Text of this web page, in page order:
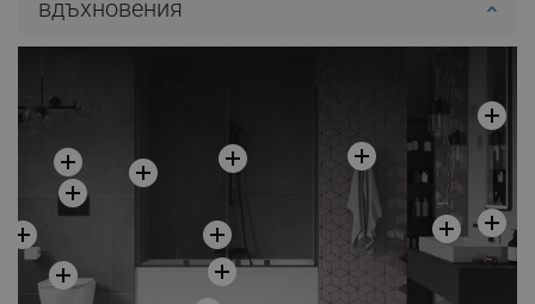
вдъхновения